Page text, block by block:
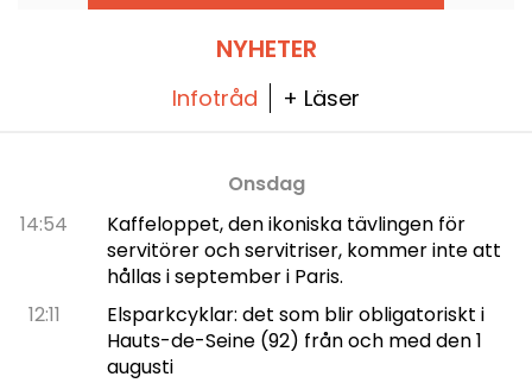
NYHETER
Infotråd + Läser
Onsdag
14:54
Kaffeloppet, den ikoniska tävlingen för
servitörer och servitriser, kommer inte att
hållas i september i Paris.
12:11
Elsparkcyklar: det som blir obligatoriskt i
Hauts-de-Seine (92) från och med den 1
augusti